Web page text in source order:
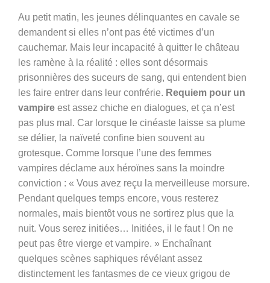
Au petit matin, les jeunes délinquantes en cavale se
demandent si elles n’ont pas été victimes d’un
cauchemar. Mais leur incapacité à quitter le château
les ramène à la réalité : elles sont désormais
prisonnières des suceurs de sang, qui entendent bien
les faire entrer dans leur confrérie. Requiem pour un
vampire est assez chiche en dialogues, et ça n’est
pas plus mal. Car lorsque le cinéaste laisse sa plume
se délier, la naïveté confine bien souvent au
grotesque. Comme lorsque l’une des femmes
vampires déclame aux héroïnes sans la moindre
conviction : « Vous avez reçu la merveilleuse morsure.
Pendant quelques temps encore, vous resterez
normales, mais bientôt vous ne sortirez plus que la
nuit. Vous serez initiées… Initiées, il le faut ! On ne
peut pas être vierge et vampire. » Enchaînant
quelques scènes saphiques révélant assez
distinctement les fantasmes de ce vieux grigou de